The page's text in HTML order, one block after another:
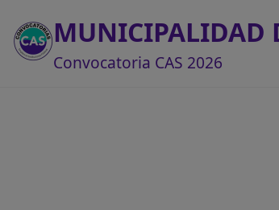
MUNICIPALIDAD
Convocatoria CAS 2026